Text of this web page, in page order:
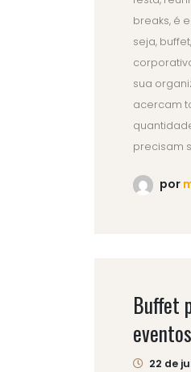
breaks, é
seja,
sua
acercam
precisam
por
Buffet
22 de